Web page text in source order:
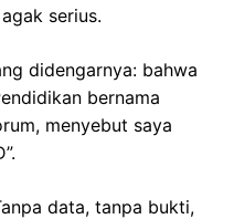
serius.
didengarnya: bahwa
bernama
menyebut saya
data, tanpa bukti,